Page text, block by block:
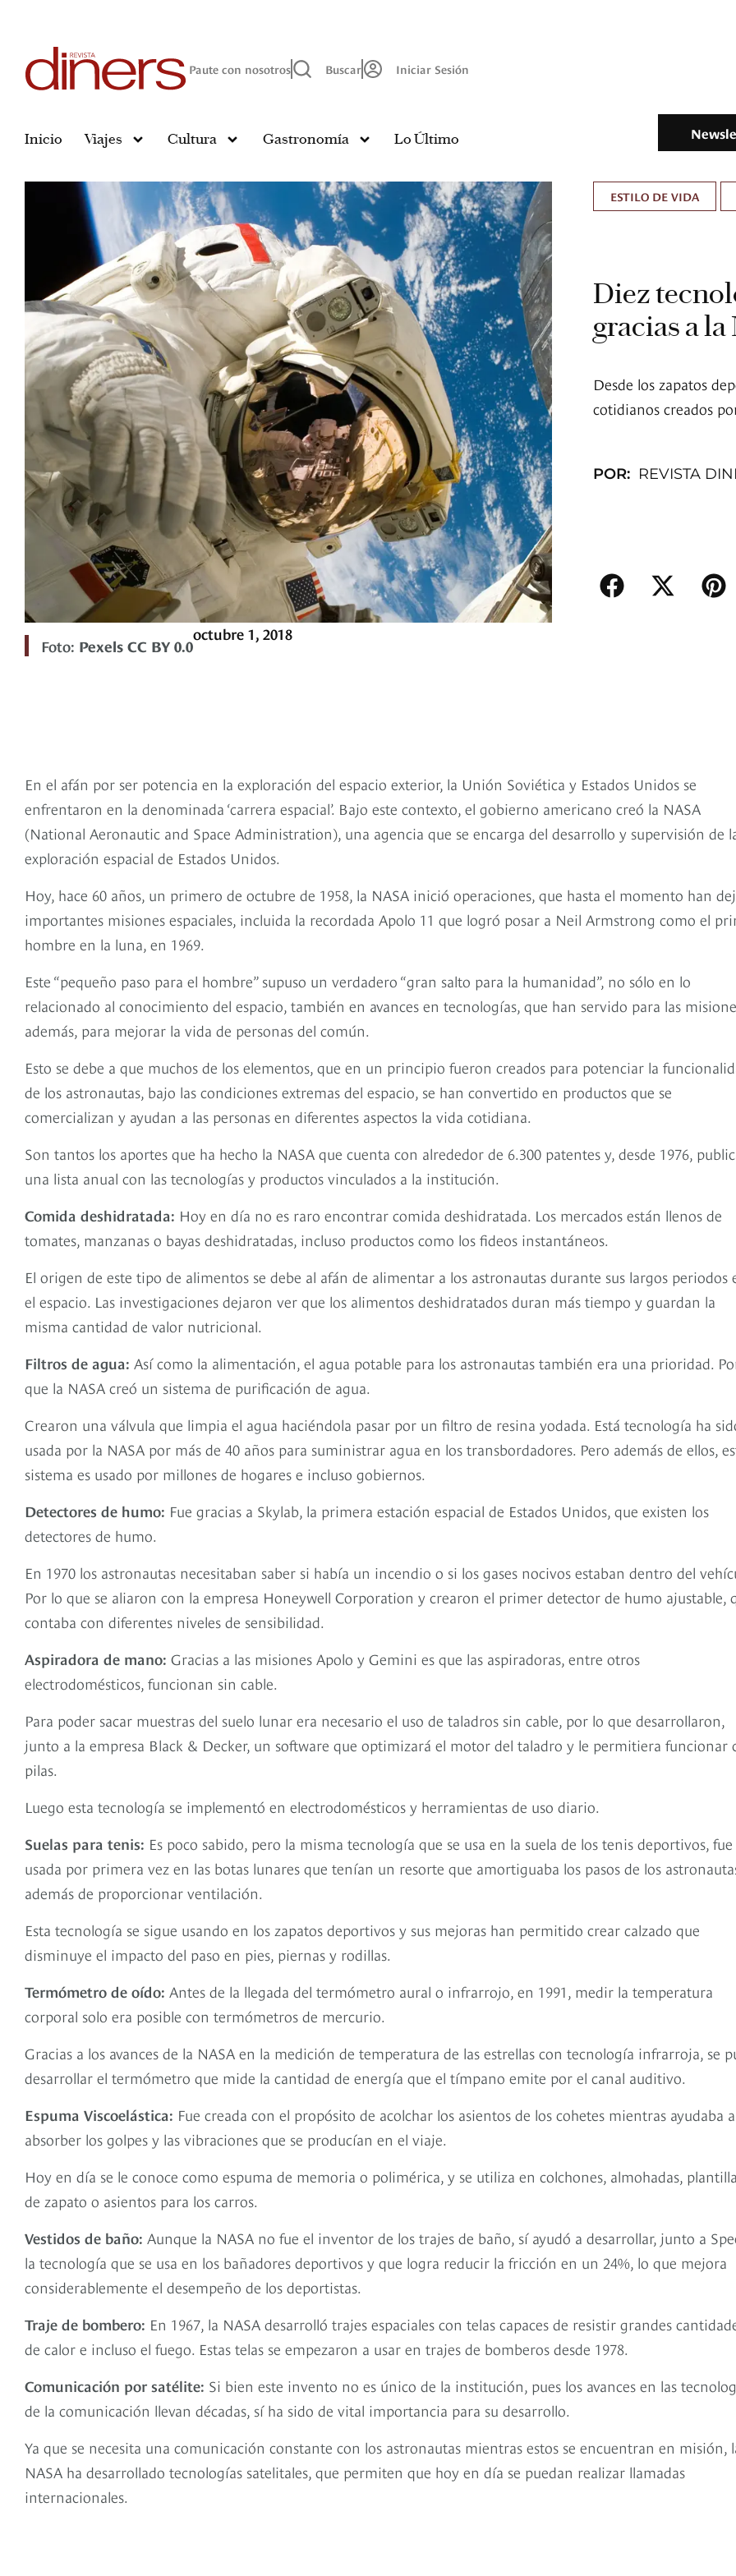
Paute con nosotros Buscar Iniciar Sesión
Inicio Viajes Cultura Gastronomía Lo Último
Foto: Pexels CC BY 0.0
octubre 1, 2018
ESTILO DE VIDA
Diez
gracias a la
Desde los zapatos
cotidianos creados
POR: REVISTA
En el afán por ser potencia en la exploración del espacio exterior, la Unión Soviética y Estados Unidos se
enfrentaron en la denominada ‘carrera espacial’. Bajo este contexto, el gobierno americano creó la NASA
(National Aeronautic and Space Administration), una agencia que se encarga del desarrollo y supervisión de
exploración espacial de Estados Unidos.
Hoy, hace 60 años, un primero de octubre de 1958, la NASA inició operaciones, que hasta el momento han
importantes misiones espaciales, incluida la recordada Apolo 11 que logró posar a Neil Armstrong como el
hombre en la luna, en 1969.
Este “pequeño paso para el hombre” supuso un verdadero “gran salto para la humanidad”, no sólo en lo
relacionado al conocimiento del espacio, también en avances en tecnologías, que han servido para las
además, para mejorar la vida de personas del común.
Esto se debe a que muchos de los elementos, que en un principio fueron creados para potenciar la
de los astronautas, bajo las condiciones extremas del espacio, se han convertido en productos que se
comercializan y ayudan a las personas en diferentes aspectos la vida cotidiana.
Son tantos los aportes que ha hecho la NASA que cuenta con alrededor de 6.300 patentes y, desde 1976,
una lista anual con las tecnologías y productos vinculados a la institución.
Comida deshidratada: Hoy en día no es raro encontrar comida deshidratada. Los mercados están llenos de
tomates, manzanas o bayas deshidratadas, incluso productos como los fideos instantáneos.
El origen de este tipo de alimentos se debe al afán de alimentar a los astronautas durante sus largos periodos
el espacio. Las investigaciones dejaron ver que los alimentos deshidratados duran más tiempo y guardan la
misma cantidad de valor nutricional.
Filtros de agua: Así como la alimentación, el agua potable para los astronautas también era una prioridad.
que la NASA creó un sistema de purificación de agua.
Crearon una válvula que limpia el agua haciéndola pasar por un filtro de resina yodada. Está tecnología ha
usada por la NASA por más de 40 años para suministrar agua en los transbordadores. Pero además de ellos,
sistema es usado por millones de hogares e incluso gobiernos.
Detectores de humo: Fue gracias a Skylab, la primera estación espacial de Estados Unidos, que existen los
detectores de humo.
En 1970 los astronautas necesitaban saber si había un incendio o si los gases nocivos estaban dentro del
Por lo que se aliaron con la empresa Honeywell Corporation y crearon el primer detector de humo ajustable,
contaba con diferentes niveles de sensibilidad.
Aspiradora de mano: Gracias a las misiones Apolo y Gemini es que las aspiradoras, entre otros
electrodomésticos, funcionan sin cable.
Para poder sacar muestras del suelo lunar era necesario el uso de taladros sin cable, por lo que desarrollaron,
junto a la empresa Black & Decker, un software que optimizará el motor del taladro y le permitiera funcionar
pilas.
Luego esta tecnología se implementó en electrodomésticos y herramientas de uso diario.
Suelas para tenis: Es poco sabido, pero la misma tecnología que se usa en la suela de los tenis deportivos, fue
usada por primera vez en las botas lunares que tenían un resorte que amortiguaba los pasos de los
además de proporcionar ventilación.
Esta tecnología se sigue usando en los zapatos deportivos y sus mejoras han permitido crear calzado que
disminuye el impacto del paso en pies, piernas y rodillas.
Termómetro de oído: Antes de la llegada del termómetro aural o infrarrojo, en 1991, medir la temperatura
corporal solo era posible con termómetros de mercurio.
Gracias a los avances de la NASA en la medición de temperatura de las estrellas con tecnología infrarroja, se
desarrollar el termómetro que mide la cantidad de energía que el tímpano emite por el canal auditivo.
Espuma Viscoelástica: Fue creada con el propósito de acolchar los asientos de los cohetes mientras ayudaba a
absorber los golpes y las vibraciones que se producían en el viaje.
Hoy en día se le conoce como espuma de memoria o polimérica, y se utiliza en colchones, almohadas,
de zapato o asientos para los carros.
Vestidos de baño: Aunque la NASA no fue el inventor de los trajes de baño, sí ayudó a desarrollar, junto a
la tecnología que se usa en los bañadores deportivos y que logra reducir la fricción en un 24%, lo que mejora
considerablemente el desempeño de los deportistas.
Traje de bombero: En 1967, la NASA desarrolló trajes espaciales con telas capaces de resistir grandes
de calor e incluso el fuego. Estas telas se empezaron a usar en trajes de bomberos desde 1978.
Comunicación por satélite: Si bien este invento no es único de la institución, pues los avances en las
de la comunicación llevan décadas, sí ha sido de vital importancia para su desarrollo.
Ya que se necesita una comunicación constante con los astronautas mientras estos se encuentran en misión,
NASA ha desarrollado tecnologías satelitales, que permiten que hoy en día se puedan realizar llamadas
internacionales.